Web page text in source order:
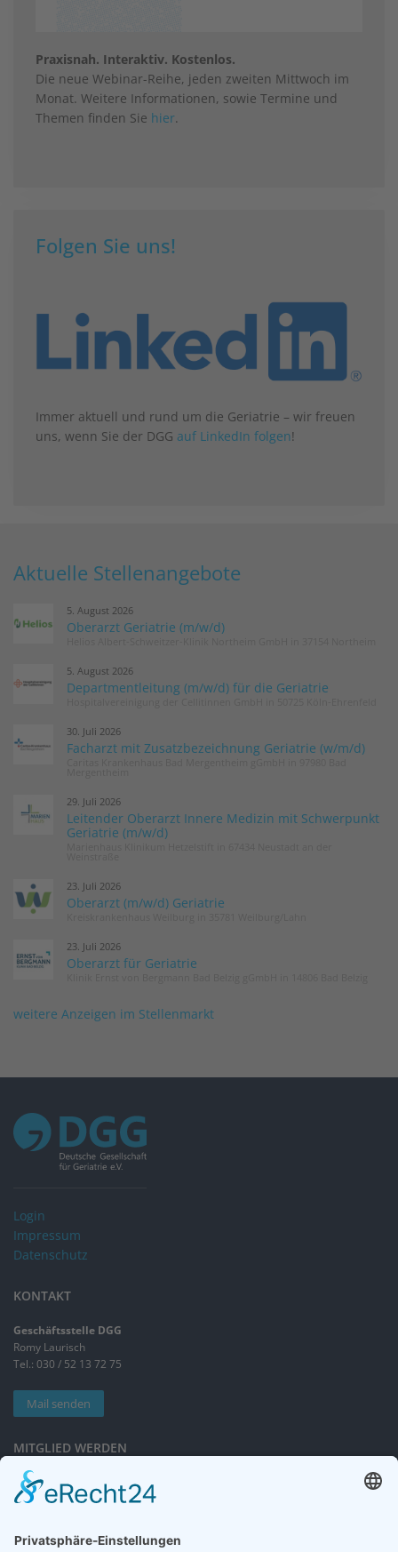
Praxisnah. Interaktiv. Kostenlos.
Die neue Webinar-Reihe, jeden zweiten Mittwoch im
Monat. Weitere Informationen, sowie Termine und
Themen finden Sie hier.
Folgen Sie uns!
Immer aktuell und rund um die Geriatrie – wir freuen
uns, wenn Sie der DGG auf LinkedIn folgen!
Aktuelle Stellenangebote
5. August 2026
Oberarzt Geriatrie (m/w/d)
5. August 2026
Departmentleitung (m/w/d) für die Geriatrie
30. Juli 2026
Facharzt mit Zusatzbezeichnung Geriatrie (w/m/d)
29. Juli 2026
Leitender Oberarzt Innere Medizin mit Schwerpunkt
Geriatrie (m/w/d)
23. Juli 2026
Oberarzt (m/w/d) Geriatrie
23. Juli 2026
Oberarzt für Geriatrie
weitere Anzeigen im Stellenmarkt
Login
Impressum
Datenschutz
KONTAKT
Geschäftsstelle DGG
Romy Laurisch
Tel.: 030 / 52 13 72 75
Mail senden
MITGLIED WERDEN
Sieben gute Gründe
für Ihre Mitgliedschaft